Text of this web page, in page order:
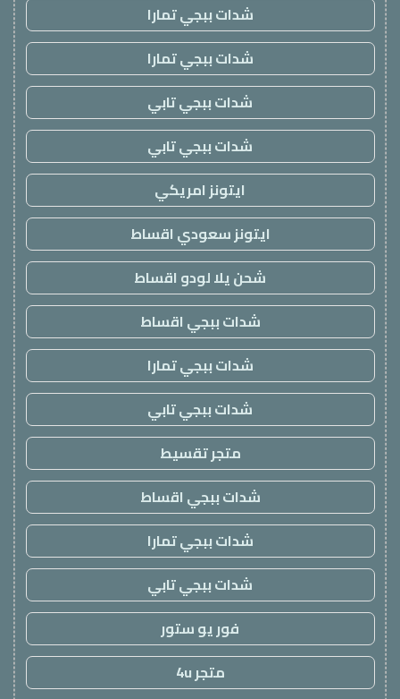
شدات ببجي تمارا
شدات ببجي تمارا
شدات ببجي تابي
شدات ببجي تابي
ايتونز امريكي
ايتونز سعودي اقساط
شحن يلا لودو اقساط
شدات ببجي اقساط
شدات ببجي تمارا
شدات ببجي تابي
متجر تقسيط
شدات ببجي اقساط
شدات ببجي تمارا
شدات ببجي تابي
فور يو ستور
متجر 4u